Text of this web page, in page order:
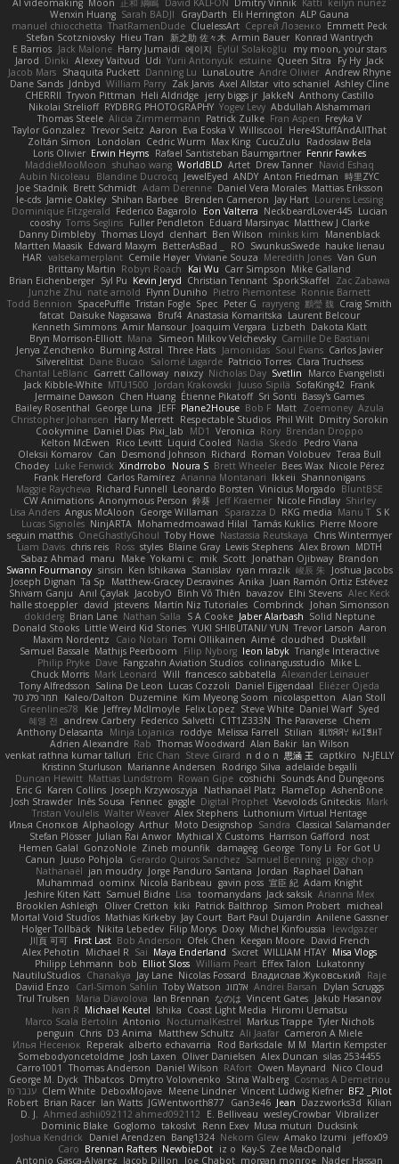
AI videomaking Moon 正和 綱嶋 David KALFON Dmitry Vinnik Katti keilyn nuñez
Wenxin Huang Sarah BADJI GrayDarth Eli Herrington ALP Gauna
manuel chiocchetta ThatRamenDude CluelessArt Cергей Лозенко Emmett Peck
Stefan Scotzniovsky Hieu Tran 新之助 佐々木 Armin Bauer Konrad Wantrych
E Barrios Jack Malone Harry Jumaidi 에이지 Eylül Solakoğlu
my moon, your stars
Jarod Dinki Alexey Vaitvud Udi Yurii Antonyuk estuine Queen Sitra Fy Hy Jack
Jacob Mars Shaquita Puckett Danning Lu LunaLoutre Andre Olivier Andrew Rhyne
Dane Sands Jdnbyd William Parry Zak Jarvis Axel Allstar vito schaniel Ashley Cline
CHERRII Tryvon Pittman Heli Aldridge jerry biggs jr JakkeN Anthony Castillo
Nikolai Strelioff RYDBRG PHOTOGRAPHY Yogev Levy Abdullah Alshammari
Thomas Steele Alicia Zimmermann Patrick Zulke Fran Aspen Freyka V
Taylor Gonzalez Trevor Seitz Aaron Eva Eoska V Williscool
Here4StuffAndAllThat
Zoltán Simon
Londolan Cedric Wurm Max King CucuZulu
Radosław Bela
Loris Olivier Erwin Heyms Rafael Santisteban Baumgartner Fenrir Fawkes
MaddieMooMoon shuhao wang WorldBLD Artet Drew Tanner Navid Eshaq
Aubin Nicoleau
Blandine Ducrocq JewelEyed ANDY Anton Friedman 時里ZYC
Joe Stadnik Brett Schmidt Adam Derenne Daniel Vera Morales Mattias Eriksson
le-cds Jamie Oakley Shihan Barbee Brenden Cameron Jay Hart Lourens Lessing
Dominique Fitzgerald Federico Bagarolo Eon Valterra NeckbeardLover445 Lucian
cooshy Toms Seglins Fuller Pendleton Eduard Marsinyac Matthew J Clarke
Danny Dimbleby Thomas Lloyd clenhart Ben Wilson minkis kim
Manenblack
Martten Maasik Edward Maxym BetterAsBad _ RO SwunkusSwede hauke lienau
HAR valsekamerplant Cemile Høyer Viviane Souza Meredith Jones Van Gun
Brittany Martin Robyn Roach Kai Wu Carr Simpson Mike Galland
Brian Eichenberger Syl Pu Kevin Jeryd Christian Tennant SporkSkaffel
Zac Zabawa
Junzhe Zhu nate arnold Flynn Duniho Pietro Piemontese Ronnie Barnett
Todd Bennion SpacePuffle Tristan Fogle Spec Peter G rayryeng 鸝瑩 魏 Craig Smith
fatcat Daisuke Nagasawa Bruf4 Anastasia Komaritska Laurent Belcour
Kenneth Simmons Amir Mansour Joaquim Vergara Lizbeth Dakota Klatt
Bryn Morrison-Elliott Mana Simeon Milkov Velchevsky Camille De Bastiani
Jenya Zenchenko Burning Astral Three Hats Jamonidas Soul Evans Carlos Javier
Silverelitist Dane Bucao Salomé Lagarde Patricio Torres Clara Truchsess
Chantal LeBlanc Garrett Calloway nøixzy Nicholas Day Svetlin
Marco Evangelisti
Jack Kibble-White MTU1500 Jordan Krakowski Juuso Sipilä SofaKing42 Frank
Jermaine Dawson Chen Huang Étienne Pikatoff Sri Sonti Bassy's Games
Bailey Rosenthal George Luna JEFF Plane2House Bob F Matt Zoemoney Azula
Christopher Johansen Harry Merrett Respectable Studios Phil Wilt Dmitry Sorokin
Cookymine Daniel Dias Pixi_lab MD1 Veronica Rory Brendan Droppo
Kelton McEwen
Rico Levitt Liquid Cooled Nadia Skedo
Pedro Viana
Oleksii Komarov Can Desmond Johnson Richard Roman Volobuev Teraa Bull
Chodey Luke Fenwick Xindrrobo Noura S Brett Wheeler Bees Wax Nicole Pérez
Frank Hereford Carlos Ramírez Arianna Montanari Ikkeii Shannonigans
Maggie Raycheva Richard Funnell Leonardo Borsten Vinicius Morgado BluntBSE
CW Animations Anonymous Person 鈴葵 Jeff Kraemer Nicole Findlay Shirley
Lisa Anders Angus McAloon George Willaman Sparazza D RKG media Manu T S K
Lucas Signoles NinjARTA Mohamedmoawad Hilal Tamás Kuklics Pierre Moore
seguin matthis OneGhastlyGhoul Toby Howe Nastassia Reutskaya Chris Wintermyer
Liam Davis chris reis Ross styles Blaine Gray Lewis Stephens Alex Brown MDTH
Sabaz Ahmad maru Make Yokami c: mik Scott Jonathan Ojibway Brandon
Swann Fourmanoy sinsin Ken Ishikawa Stanislav ryan mrazik 峻辰 朱
Joshua Jacobs
Joseph Dignan Ta Sp Matthew-Gracey Desravines Anika Juan Ramón Ortiz Estévez
Shivam Ganju Anıl Çaylak JacobyO Bình Võ Thiên bavazov Elhi Stevens Alec Keck
halle stoeppler david jstevens Martín Niz Tutoriales Combrinck Johan Simonsson
dokiderg Brian Lane Nathan Salla S A Cooke Jaber Alarbash Solid Neptune
Donald Stooks Little Weird Kid Stories YUKI SHIBUTANI/ YUN Trevor Larson Aaron
Maxim Nordentz
Caio Notari Tomi Ollikainen Aimé cloudhed
Duskfall
Samuel Bassale Mathijs Peerboom Filip Nyborg leon labyk Triangle Interactive
Philip Pryke Dave Fangzahn Aviation Studios colinangusstudio Mike L.
Chuck Morris Mark Leonard Will francesco sabbatella Alexander Leinauer
Tony Alfredsson Salina De Leon Lucas Cozzoli Daniel Eijgendaal Eliézer Ojeda
תמר פלג טל
Kaleo/Dalton Duzemine Kim Myeong Soom nicolaspetton Alan Stoll
Greenlines78
Kie Jeffrey McIlmoyle Felix Lopez Steve White Daniel Warf Syed
혜영 전 andrew Carbery Federico Salvetti C1T1Z333N The Paraverse Chem
Anthony Delasanta
Minja Lojanica roddye Melissa Farrell Stilian ꌃ꒒ꀎꋪꋪꌩ ꀘꈤꀤꁅꃅ꓄
Adrien Alexandre Rab Thomas Woodward Alan Bakir Ian Wilson
venkat rathna kumar talluri
Eric Chan Steve Girard n d o n 思涵 王 captkiro
N-JELLY
Kristinn Sturluson Marianne Andersen Rodrigo Silva adelaide begalli
Duncan Hewitt Mattias Lundstrom Rowan Gipe coshichi Sounds And Dungeons
Eric G Karen Collins Joseph Krzywoszyja Nathanaël Platz FlameTop AshenBone
Josh Strawder Inês Sousa Fennec gaggle Digital Prophet Vsevolods Gniteckis Mark
Tristan Voulelis Walter Weaver Alex Stephens Luthonium Virtual Heritage
Илья Снопков Alphaology Arthur Moto Designshop Sandra Classical Salamander
Stefan Plösser Julian Rai Anwor Mythical X Customs Harrison Gafford nost
Hemen Galal GonzoNole Zineb mounfik damageg George Tony Li For Got U
Canun Juuso Pohjola Gerardo Quiros Sanchez Samuel Benning piggy chop
Nathanaël jan moudry Jorge Panduro Santana Jordan Raphael Dahan
Muhammad oominx Nicola Baribeau gavin poss 宣臣 紀 Adam Knight
Jeshire Kiten Katt Samuel Bidne Lisa toomanydans Jack saksik Arianna Mex
Brooklen Ashleigh
Oliver Cretton kiki Patrick Balthrop Simon Probert micheal
Mortal Void Studios Mathias Kirkeby Jay Court Bart Paul Dujardin Anilene Gassner
Holger Tollbäck Nikita Lebedev Filip Morys Doxy Michel Kinfoussia
lewdgazer
川頁 可可 First Last Bob Anderson Ofek Chen Keegan Moore David French
Alex Pehotin
Michael R Sai Maya Enderland Sxcret WILLIAM HTAY Misa Vlogs
Philipp Lehmann bob Elliot Sloss William Peart Effex Talon Lukatonny
NautiluStudios Chanakya Jay Lane Nicolas Fossard Владислав Жуковський
Raje
Daviid Enzo
Carl-Simon Sahlin Toby Watson אלמוג Andrei Barsan
Dylan Scruggs
Trul Trulsen
Maria Diavolova Ian Brennan なのは Vincent Gates Jakub Hasanov
Ivan R Michael Keutel Ishika Coast Light Media Hiromi Uematsu
Marco Scala Bertolin Antonio NocturnalKestrel Markus Trappe Tyler Nichols
penguin Chris D3 Anima Matthew Schultz Ali Jaafar Cameron A Miele
Илья Несенюк Reperak alberto echavarria Rod Barksdale M M Martin Kempster
Somebodyoncetoldme Josh Laxen Oliver Danielsen Alex Duncan silas 2534455
Carro1001
Thomas Anderson Daniel Wilson RAfort Owen Maynard
Nico Cloud
George M. Dyck Thbatcos Dmytro Volovnenko Stina Walberg Cosmas A Demetriou
ענבר פז Clem White DeboxMojave Meene Lindner Vincent Ludwig Kiefner BF2 _Pilot
Robert Brian Racer Ian Watts JGWentworth877 Gan3e46 Jean Dazzworks3d Kilian
D. J. Ahmed.ashii092112 ahmed092112 E. Belliveau wesleyCrowbar Vibralizer
Dominic Blake Goglomo takoslvt Renn Exev Musa muturi Ducksink
Joshua Kendrick
Daniel Arendzen Bang1324 Nekom Glew Amako Izumi
jeffox09
Caro Brennan Rafters NewbieDot iz o Kay-S Zee MacDonald
Antonio Gasca-Alvarez Jacob Dillon Joe Chabot morgan monroe Nader Hassan